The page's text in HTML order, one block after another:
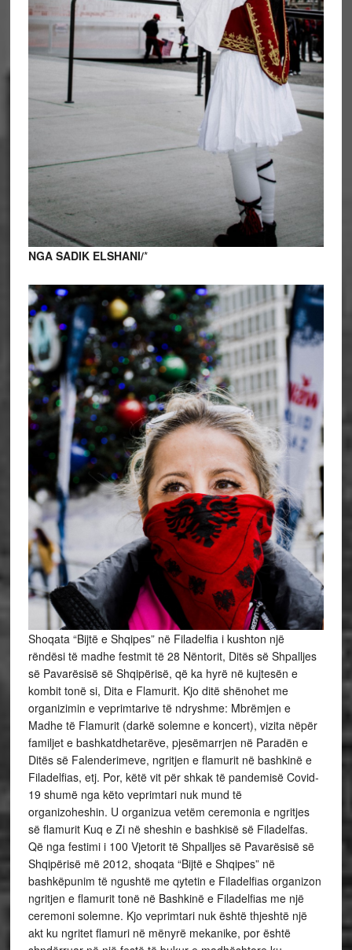
NGA SADIK ELSHANI/*
Shoqata “Bijtë e Shqipes” në Filadelfia i kushton një
rëndësi të madhe festmit të 28 Nëntorit, Ditës së Shpalljes
së Pavarësisë së Shqipërisë, që ka hyrë në kujtesën e
kombit tonë si, Dita e Flamurit. Kjo ditë shënohet me
organizimin e veprimtarive të ndryshme: Mbrëmjen e
Madhe të Flamurit (darkë solemne e koncert), vizita nëpër
familjet e bashkatdhetarëve, pjesëmarrjen në Paradën e
Ditës së Falenderimeve, ngritjen e flamurit në bashkinë e
Filadelfias, etj. Por, këtë vit për shkak të pandemisë Covid-
19 shumë nga këto veprimtari nuk mund të
organizoheshin. U organizua vetëm ceremonia e ngritjes
së flamurit Kuq e Zi në sheshin e bashkisë së Filadelfas.
Që nga festimi i 100 Vjetorit të Shpalljes së Pavarësisë së
Shqipërisë më 2012, shoqata “Bijtë e Shqipes” në
bashkëpunim të ngushtë me qytetin e Filadelfias organizon
ngritjen e flamurit tonë në Bashkinë e Filadelfias me një
ceremoni solemne. Kjo veprimtari nuk është thjeshtë një
akt ku ngritet flamuri në mënyrë mekanike, por është